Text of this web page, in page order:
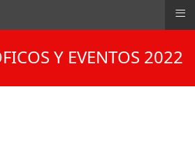
Y EVENTOS 2022
≡